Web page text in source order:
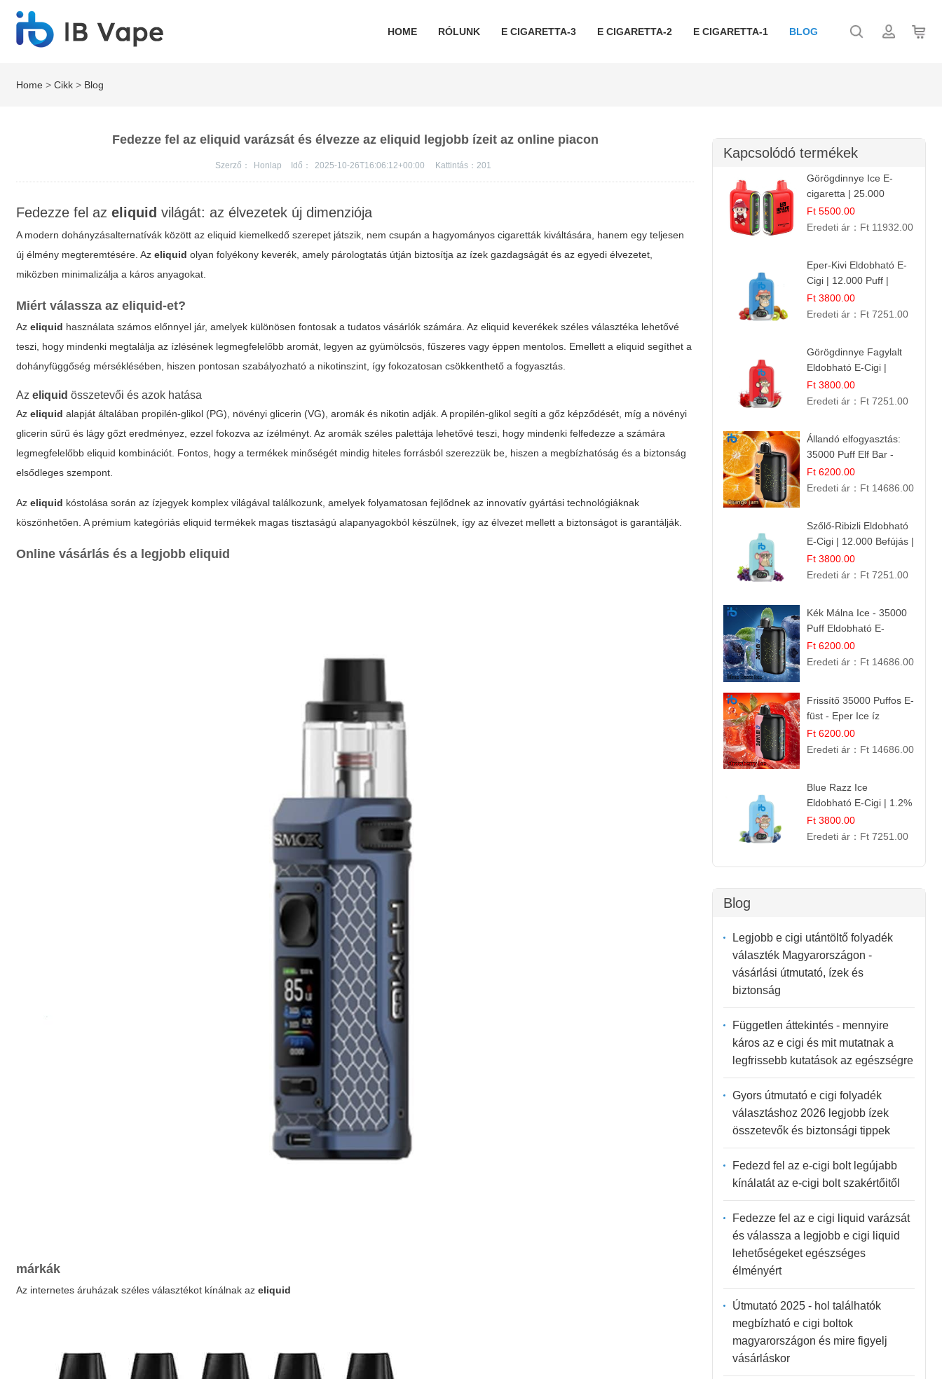
HOME RÓLUNK E CIGARETTA-3 E CIGARETTA-2 E CIGARETTA-1 BLOG
Home >Cikk > Blog
Fedezze fel az eliquid varázsát és élvezze az eliquid legjobb ízeit az online piacon
Szerző： Honlap Idő： 2025-10-26T16:06:12+00:00 Kattintás：201
Fedezze fel azeliquid világát: az élvezetek új dimenziója
A modern dohányzásalternatívák között azeliquid kiemelkedő szerepet játszik, nem csupán a hagyományos cigaretták kiváltására, hanem egy teljesen
új élmény megteremtésére. Azeliquid olyan folyékony keverék, amely párologtatás útján biztosítja az ízek gazdagságát és az egyedi élvezetet,
miközben minimalizálja a káros anyagokat.
Miért válassza azeliquid-et?
Azeliquid használata számos előnnyel jár, amelyek különösen fontosak a tudatos vásárlók számára. Az eliquid keverékek széles választéka lehetővé
teszi, hogy mindenki megtalálja az ízlésének legmegfelelőbb aromát, legyen az gyümölcsös, fűszeres vagy éppen mentolos. Emellett aeliquid segíthet a
dohányfüggőség mérséklésében, hiszen pontosan szabályozható a nikotinszint, így fokozatosan csökkenthető a fogyasztás.
Azeliquid összetevői és azok hatása
Azeliquid alapját általában propilén-glikol (PG), növényi glicerin (VG), aromák és nikotin adják. A propilén-glikol segíti a gőz képződését, míg a növényi
glicerin sűrű és lágy gőzt eredményez, ezzel fokozva az ízélményt. Az aromák széles palettája lehetővé teszi, hogy mindenki felfedezze a számára
legmegfelelőbbeliquid kombinációt. Fontos, hogy a termékek minőségét mindig hiteles forrásból szerezzük be, hiszen a megbízhatóság és a biztonság
elsődleges szempont.
Azeliquid kóstolása során az ízjegyek komplex világával találkozunk, amelyek folyamatosan fejlődnek az innovatív gyártási technológiáknak
köszönhetően. A prémium kategóriáseliquid termékek magas tisztaságú alapanyagokból készülnek, így az élvezet mellett a biztonságot is garantálják.
Online vásárlás és a legjobbeliquid
márkák
Az internetes áruházak széles választékot kínálnak azeliquid
Kapcsolódó termékek
Görögdinnye Ice E-
cigaretta | 25.000
Befújás | Premium E-
Liquid
Ft 5500.00
Eredeti ár： Ft 11932.00
Eper-Kivi Eldobható E-
Cigi | 12.000 Puff |
Édes-Gyümölcs Íz
Ft 3800.00
Eredeti ár： Ft 7251.00
Görögdinnye Fagylalt
Eldobható E-Cigi |
12.000 Szívás | Édes
Vízidín Íz
Ft 3800.00
Eredeti ár： Ft 7251.00
Állandó elfogyasztás:
35000 Puff Elf Bar -
Narancslekvár íz
Ft 6200.00
Eredeti ár： Ft 14686.00
Szőlő-Ribizli Eldobható
E-Cigi | 12.000 Befújás |
Friss Gyümölcs Íz
Ft 3800.00
Eredeti ár： Ft 7251.00
Kék Málna Ice - 35000
Puff Eldobható E-
cigaretta | Élénkítő
Gyümölcsös
Ft 6200.00
Eredeti ár： Ft 14686.00
Frissítő 35000 Puffos E-
füst - Eper Ice íz
Ft 6200.00
Eredeti ár： Ft 14686.00
Blue Razz Ice
Eldobható E-Cigi | 1.2%
Nikotin | Jéghideg
Málna Íz
Ft 3800.00
Eredeti ár： Ft 7251.00
Blog
Legjobb e cigi utántöltő folyadék
választék Magyarországon -
vásárlási útmutató, ízek és
biztonság
Független áttekintés - mennyire
káros az e cigi és mit mutatnak a
legfrissebb kutatások az egészségre
Gyors útmutató e cigi folyadék
választáshoz 2026 legjobb ízek
összetevők és biztonsági tippek
Fedezd fel az e-cigi bolt legújabb
kínálatát az e-cigi bolt szakértőitől
Fedezze fel az e cigi liquid varázsát
és válassza a legjobb e cigi liquid
lehetőségeket egészséges
élményért
Útmutató 2025 - hol találhatók
megbízható e cigi boltok
magyarországon és mire figyelj
vásárláskor